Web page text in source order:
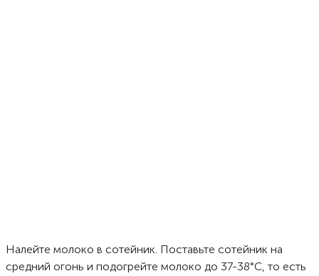
Налейте молоко в сотейник. Поставьте сотейник на
средний огонь и подогрейте молоко до 37-38°C, то есть